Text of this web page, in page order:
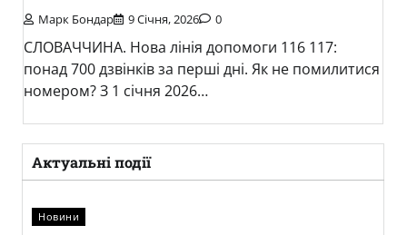
Марк Бондар 9 Січня, 2026 0
СЛОВАЧЧИНА. Нова лінія допомоги 116 117:
понад 700 дзвінків за перші дні. Як не помилитися
номером? З 1 січня 2026…
Актуальні події
Новини